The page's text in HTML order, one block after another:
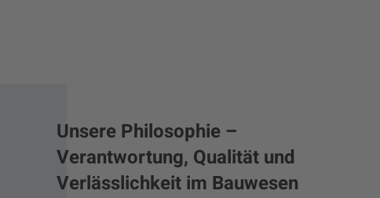
Unsere Philosophie –
Verantwortung, Qualität und
Verlässlichkeit im Bauwesen